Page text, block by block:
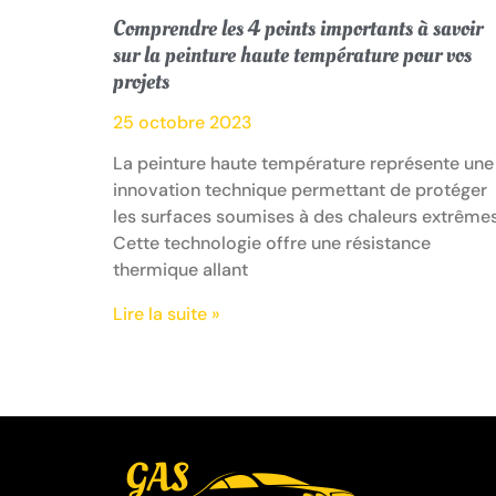
Comprendre les 4 points importants à savoir
sur la peinture haute température pour vos
projets
25 octobre 2023
La peinture haute température représente une
innovation technique permettant de protéger
les surfaces soumises à des chaleurs
Cette technologie offre une résistance
thermique allant
Lire la suite »